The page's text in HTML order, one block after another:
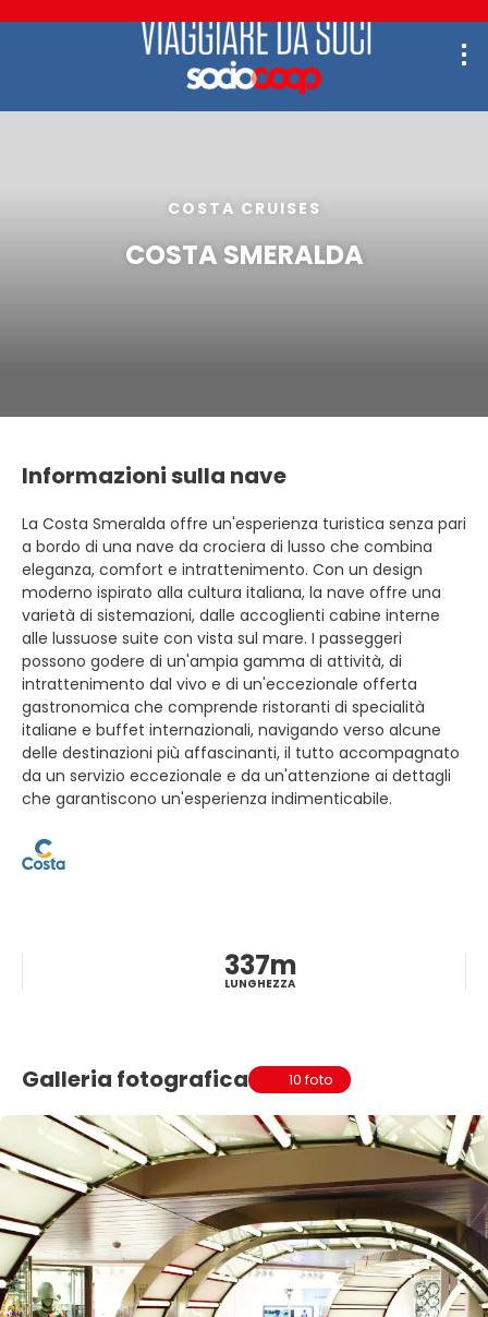
COSTA CRUISES
COSTA SMERALDA
Informazioni sulla nave
La Costa Smeralda offre un'esperienza turistica senza pari
a bordo di una nave da crociera di lusso che combina
eleganza, comfort e intrattenimento. Con un design
moderno ispirato alla cultura italiana, la nave offre una
varietà di sistemazioni, dalle accoglienti cabine interne
alle lussuose suite con vista sul mare. I passeggeri
possono godere di un'ampia gamma di attività, di
intrattenimento dal vivo e di un'eccezionale offerta
gastronomica che comprende ristoranti di specialità
italiane e buffet internazionali, navigando verso alcune
delle destinazioni più affascinanti, il tutto accompagnato
da un servizio eccezionale e da un'attenzione ai dettagli
che garantiscono un'esperienza indimenticabile.
337m
LUNGHEZZA
Galleria fotografica 10 foto